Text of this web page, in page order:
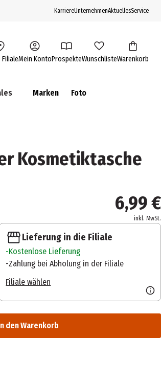
KarriereUnternehmenAktuellesService
FilialeMein KontoProspekteWunschlisteWarenkorb
Marken Foto
Kosmetiktasche
6,99 €
inkl. MwSt.
Lieferung in die Filiale
Kostenlose Lieferung
Zahlung bei Abholung in der Filiale
Filiale wählen
den Warenkorb